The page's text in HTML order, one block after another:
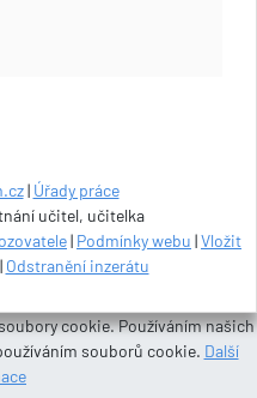
| Úřady práce
učitel, učitelka
| Podmínky webu |Vložit
| Odstranění inzerátu
cookie. Používáním našich
souborů cookie. Další